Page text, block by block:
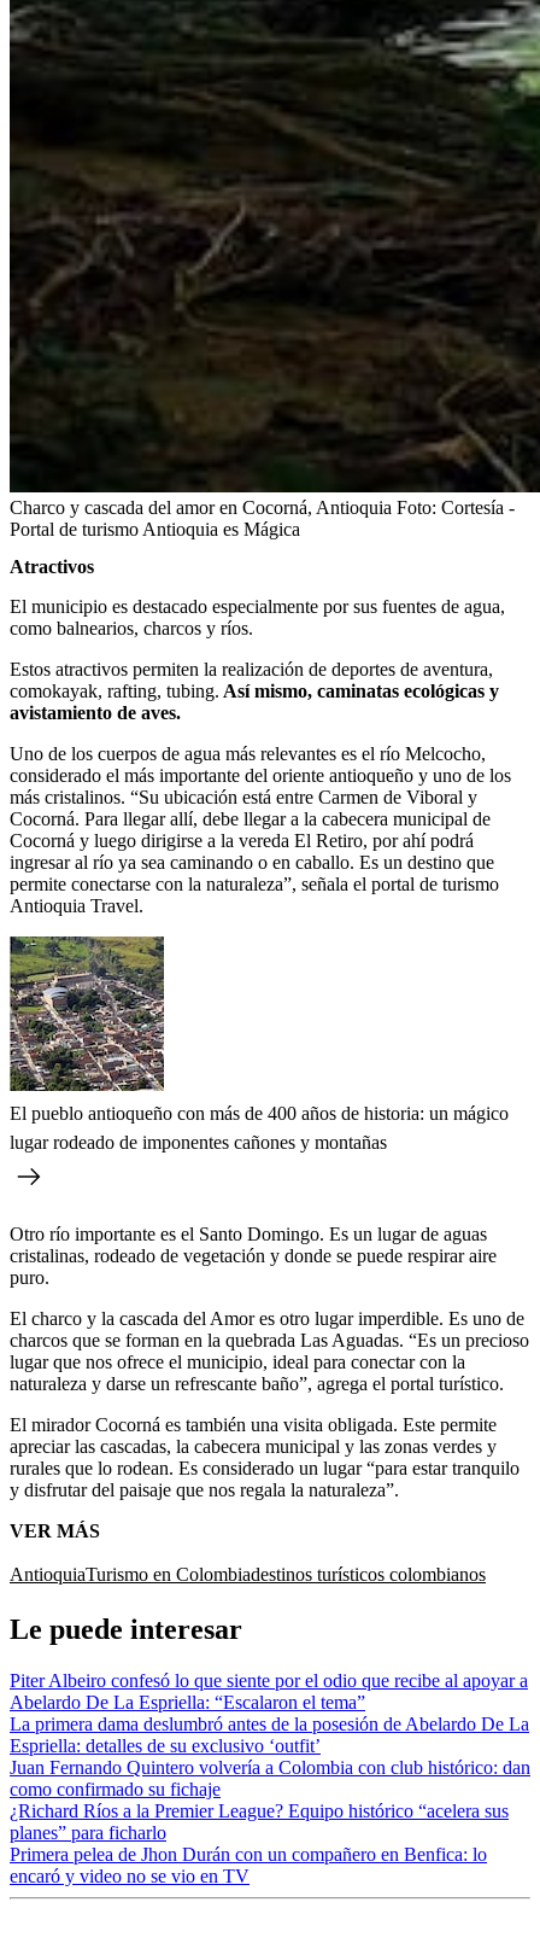
Charco y cascada del amor en Cocorná, Antioquia Foto: Cortesía -
Portal de turismo Antioquia es Mágica
Atractivos
El municipio es destacado especialmente por sus fuentes de agua,
como balnearios, charcos y ríos.
Estos atractivos permiten la realización de deportes de aventura,
comokayak, rafting, tubing. Así mismo, caminatas ecológicas y
avistamiento de aves.
Uno de los cuerpos de agua más relevantes es el río Melcocho,
considerado el más importante del oriente antioqueño y uno de los
más cristalinos. “Su ubicación está entre Carmen de Viboral y
Cocorná. Para llegar allí, debe llegar a la cabecera municipal de
Cocorná y luego dirigirse a la vereda El Retiro, por ahí podrá
ingresar al río ya sea caminando o en caballo. Es un destino que
permite conectarse con la naturaleza”, señala el portal de turismo
Antioquia Travel.
El pueblo antioqueño con más de 400 años de historia: un mágico
lugar rodeado de imponentes cañones y montañas
Otro río importante es el Santo Domingo. Es un lugar de aguas
cristalinas, rodeado de vegetación y donde se puede respirar aire
puro.
El charco y la cascada del Amor es otro lugar imperdible. Es uno de
charcos que se forman en la quebrada Las Aguadas. “Es un precioso
lugar que nos ofrece el municipio, ideal para conectar con la
naturaleza y darse un refrescante baño”, agrega el portal turístico.
El mirador Cocorná es también una visita obligada. Este permite
apreciar las cascadas, la cabecera municipal y las zonas verdes y
rurales que lo rodean. Es considerado un lugar “para estar tranquilo
y disfrutar del paisaje que nos regala la naturaleza”.
VER MÁS
AntioquiaTurismo en Colombiadestinos turísticos colombianos
Le puede interesar
Piter Albeiro confesó lo que siente por el odio que recibe al apoyar a
Abelardo De La Espriella: “Escalaron el tema”
La primera dama deslumbró antes de la posesión de Abelardo De La
Espriella: detalles de su exclusivo ‘outfit’
Juan Fernando Quintero volvería a Colombia con club histórico: dan
como confirmado su fichaje
¿Richard Ríos a la Premier League? Equipo histórico “acelera sus
planes” para ficharlo
Primera pelea de Jhon Durán con un compañero en Benfica: lo
encaró y video no se vio en TV